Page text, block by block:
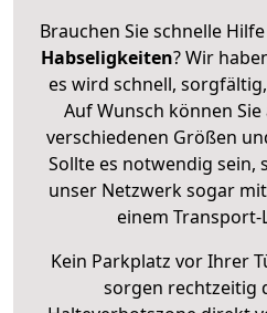
Brauchen Sie schnelle
Habseligkeiten? Wir
es wird schnell,
Auf Wunsch können
verschiedenen Größen
Sollte es notwendig sein,
unser Netzwerk sogar
einem
Kein Parkplatz vor Ihrer
sorgen rechtzeitig